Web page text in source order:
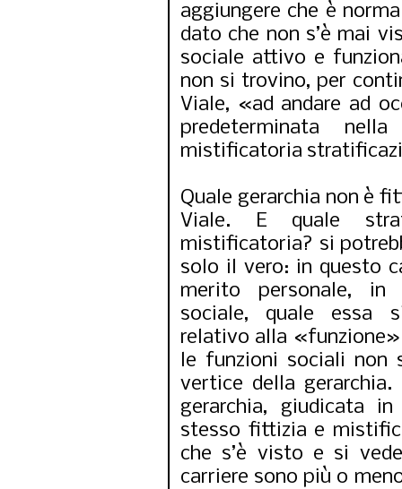
aggiungere che è
dato che non s’è mai
sociale attivo e
non si trovino, per
Viale, «ad andare ad
predeterminata
mistificatoria
Quale gerarchia non è
Viale. E quale
mistificatoria? si
solo il vero: in questo
merito personale, in
sociale, quale essa
relativo alla
le funzioni sociali non
vertice della gerarchia.
gerarchia, giudicata
stesso fittizia e
che s’è visto e si
carriere sono più o